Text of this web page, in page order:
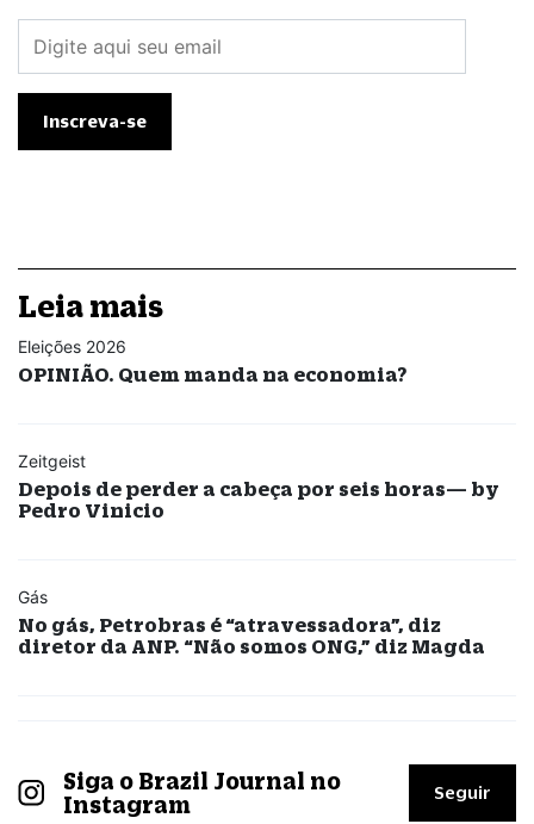
Leia mais
Eleições 2026
OPINIÃO. Quem manda na economia?
Zeitgeist
Depois de perder a cabeça por seis horas— by
Pedro Vinicio
Gás
No gás, Petrobras é “atravessadora”, diz
diretor da ANP. “Não somos ONG,” diz Magda
Siga o Brazil Journal no
Instagram
Seguir